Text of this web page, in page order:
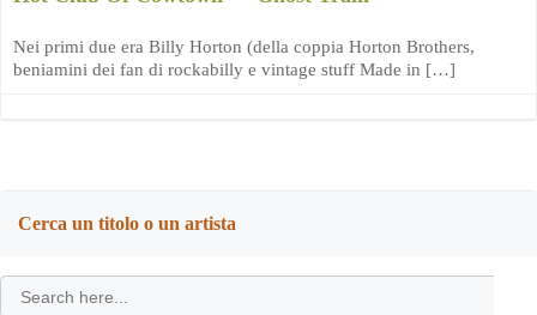
Nei primi due era Billy Horton (della coppia Horton Brothers,
beniamini dei fan di rockabilly e vintage stuff Made in […]
Cerca un titolo o un artista
Search
for: